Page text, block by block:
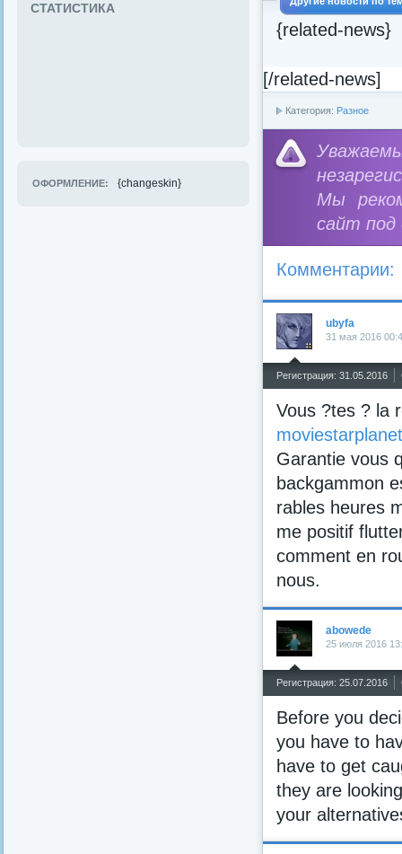
{related-news}
[/related-news]
Категория: Разное
Мы
сайт под
Комментарии:
ubyfa
31 мая 2016
Регистрация: 31.05.2016
Vous ?tes ? la
moviestarplanet
Garantie vous
backgammon
rables heures
me positif
comment en
nous.
abowede
25 июля 2016
Регистрация: 25.07.2016
Before you
you have to
have to get
they are
your
СТАТИСТИКА
{changeskin}
ОФОРМЛЕНИЕ: